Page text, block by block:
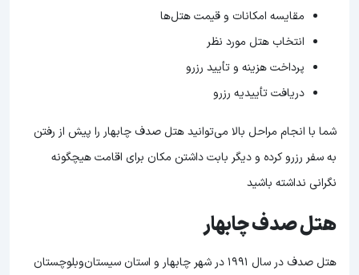
مقایسه امکانات و قیمت‌ هتل‌ها
انتخاب هتل مورد نظر
پرداخت هزینه و تأیید رزرو
دریافت تأییدیه رزرو
شما با انجام مراحل بالا می‌توانید هتل صدف چابهار را پیش از رفتن
به سفر رزرو کرده و دیگر بابت داشتن مکان برای اقامت هیچگونه
نگرانی نداشته باشید
هتل صدف چابهار
هتل صدف در سال 1991 در شهر چابهار و استان سیستان‌وبلوچستان